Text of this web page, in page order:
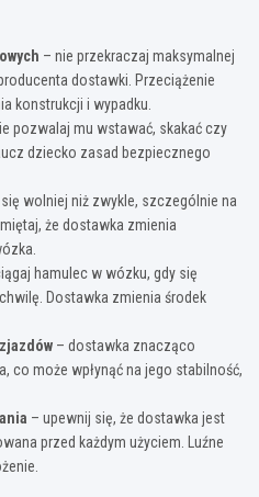
– nie przekraczaj maksymalnej
dostawki. Przeciążenie
konstrukcji i wypadku.
pozwalaj mu wstawać, skakać czy
dziecko zasad bezpiecznego
wolniej niż zwykle, szczególnie na
że dostawka zmienia
hamulec w wózku, gdy się
Dostawka zmienia środek
– dostawka znacząco
co może wpłynąć na jego stabilność,
– upewnij się, że dostawka jest
przed każdym użyciem. Luźne